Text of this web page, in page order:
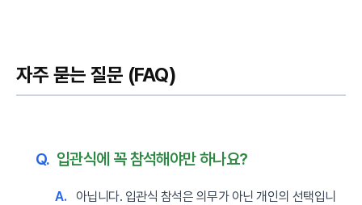
자주 묻는 질문 (FAQ)
Q. 입관식에 꼭 참석해야만 하나요?
A.
아닙니다. 입관식 참석은 의무가 아닌 개인의 선택입니